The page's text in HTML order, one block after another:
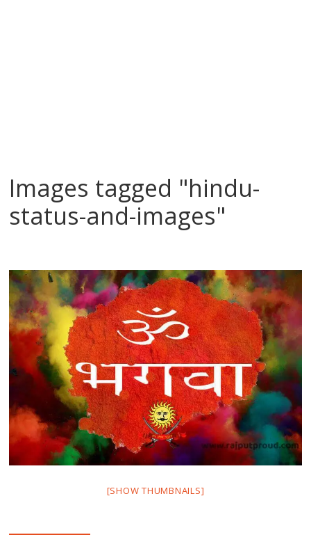
Images tagged "hindu-
status-and-images"
[SHOW THUMBNAILS]